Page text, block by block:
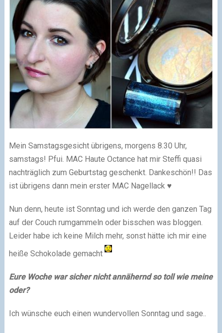
Mein Samstagsgesicht übrigens, morgens 8.30 Uhr,
samstags! Pfui. MAC Haute Octance hat mir Steffi quasi
nachträglich zum Geburtstag geschenkt. Dankeschön!! Das
ist übrigens dann mein erster MAC Nagellack ♥
Nun denn, heute ist Sonntag und ich werde den ganzen Tag
auf der Couch rumgammeln oder bisschen was bloggen.
Leider habe ich keine Milch mehr, sonst hätte ich mir eine
heiße Schokolade gemacht
Eure Woche war sicher nicht annähernd so toll wie meine
oder?
Ich wünsche euch einen wundervollen Sonntag und sage..